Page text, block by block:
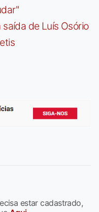
saída de Luís Osório
estar cadastrado,